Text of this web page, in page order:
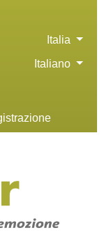
Italia
Italiano